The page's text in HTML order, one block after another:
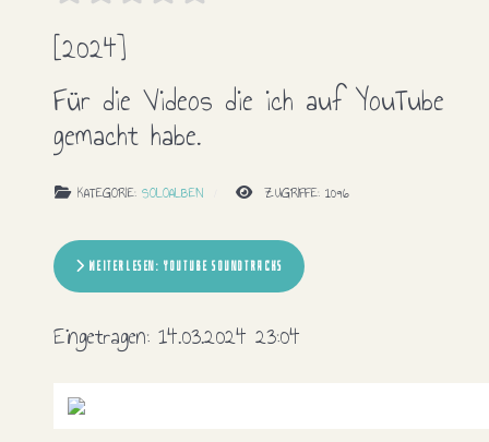
[2024]
Für die Videos die ich auf YouTube
gemacht habe.
KATEGORIE: SOLOALBEN ZUGRIFFE: 1096
WEITERLESEN: YOUTUBE SOUNDTRACKS
Eingetragen: 14.03.2024 23:04